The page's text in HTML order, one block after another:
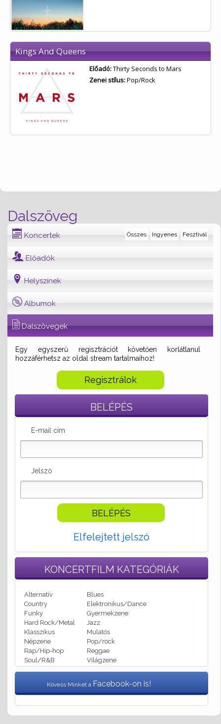
Dalszöveg
Koncertek Fesztivál
Ingyenes
Összes
Előadók
Helyszínek
Albumok
Dalszövegek
Egy egyszerű regisztrációt követően korlátlanul
hozzáférhetsz az oldal stream tartalmaihoz!
Regisztrálok
BELÉPÉS
E-mail cím
Jelszó
Elfelejtett jelszó
KONCERTFILM KATEGÓRIÁK
Alternatív
Blues
Country
Elektronikus/Dance
Funky
Gyermekzene
Hard Rock/Metal
Jazz
Klasszikus
Mulatós
Népzene
Pop/rock
Rap/Hip-hop
Reggae
Soul/R&B
Világzene
Kövess Minket a Facebook-on is!
Kings And Queens
Előadó:Thirty Seconds to Mars
Zenei stílus:Pop/Rock